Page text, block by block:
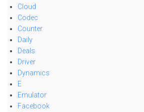
Cloud
Codec
Counter
Daily
Deals
Driver
Dynamics
E
Emulator
Facebook